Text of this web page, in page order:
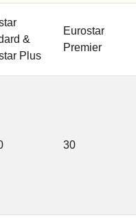
&
Plus
Eurostar
Premier
30